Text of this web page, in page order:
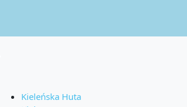
Kieleńska Huta